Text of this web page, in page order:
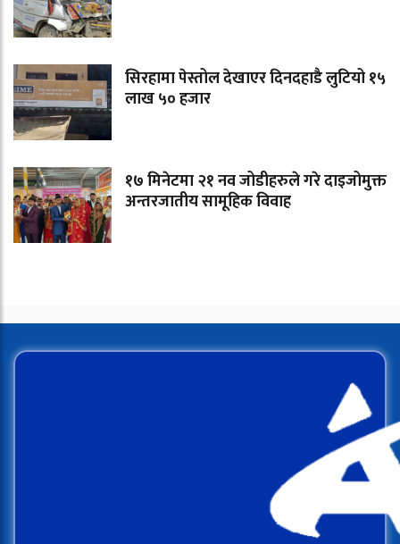
सिरहामा पेस्तोल देखाएर दिनदहाडै लुटियो १५
लाख ५० हजार
१७ मिनेटमा २१ नव जोडीहरुले गरे दाइजोमुक्त
अन्तरजातीय सामूहिक विवाह